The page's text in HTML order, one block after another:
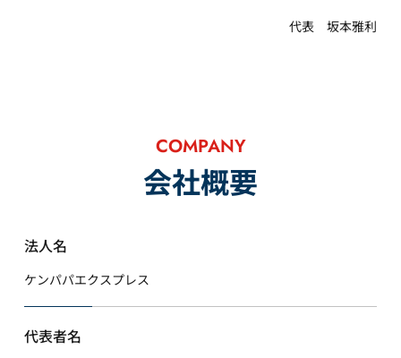
当社サービス等の改善、新サービス、商品等の開発等に
当社サービス等に関連して、個人を識別できない形式に
当社からの情報提供（広告を含む）のため
その他、上記利用目的に付随する目的のため
3. 個人情報利用目的の変更
当社は、個人情報の利用目的を関連性を有すると合理的
代表 坂本雅利
COMPANY
会社概要
法人名
ケンパパエクスプレス
代表者名